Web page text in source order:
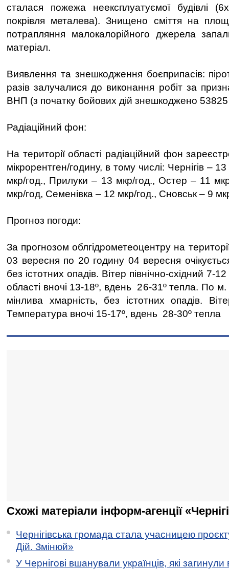
сталася пожежа неексплуатуємої будівлі
покрівля металева). Знищено сміття на
потрапляння малокалорійного джерела
матеріал.
Виявлення та знешкодження боєприпасів:
разів залучалися до виконання робіт за
ВНП (з початку бойових дій знешкоджено
Радіаційний фон:
На території області радіаційний фон
мікрорентген/годину, в тому числі: Чернігів –
мкр/год., Прилуки – 13 мкр/год., Остер – 11
мкр/год, Семенівка – 12 мкр/год., Сновськ – 9
Прогноз погоди:
За прогнозом облгідрометеоцентру на
03 вересня по 20 годину 04 вересня
без істотних опадів. Вітер північно-східний 7-
області вночі 13-18º, вдень 26-31º тепла. По м.
мінлива хмарність, без істотних опадів.
Температура вночі 15-17º, вдень 28-30º тепла
Схожі матеріали інформ-агенції
Чернігівська громада стала учасницею
Дій. Змінюй»
У Чернігові вшанували українців, які загинули